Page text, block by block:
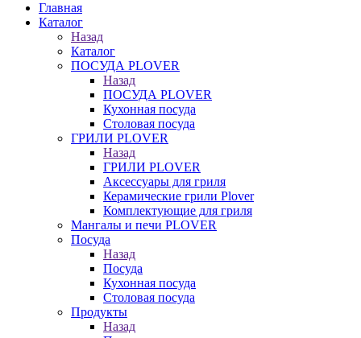
Главная
Каталог
Назад
Каталог
ПОСУДА PLOVER
Назад
ПОСУДА PLOVER
Кухонная посуда
Столовая посуда
ГРИЛИ PLOVER
Назад
ГРИЛИ PLOVER
Аксессуары для гриля
Керамические грили Plover
Комплектующие для гриля
Мангалы и печи PLOVER
Посуда
Назад
Посуда
Кухонная посуда
Столовая посуда
Продукты
Назад